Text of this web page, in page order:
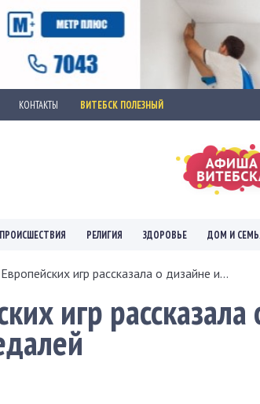
КОНТАКТЫ ВИТЕБСК ПОЛЕЗНЫЙ
ПРОИСШЕСТВИЯ РЕЛИГИЯ ЗДОРОВЬЕ ДОМ И
игр рассказала о дизайне и...
игр рассказала